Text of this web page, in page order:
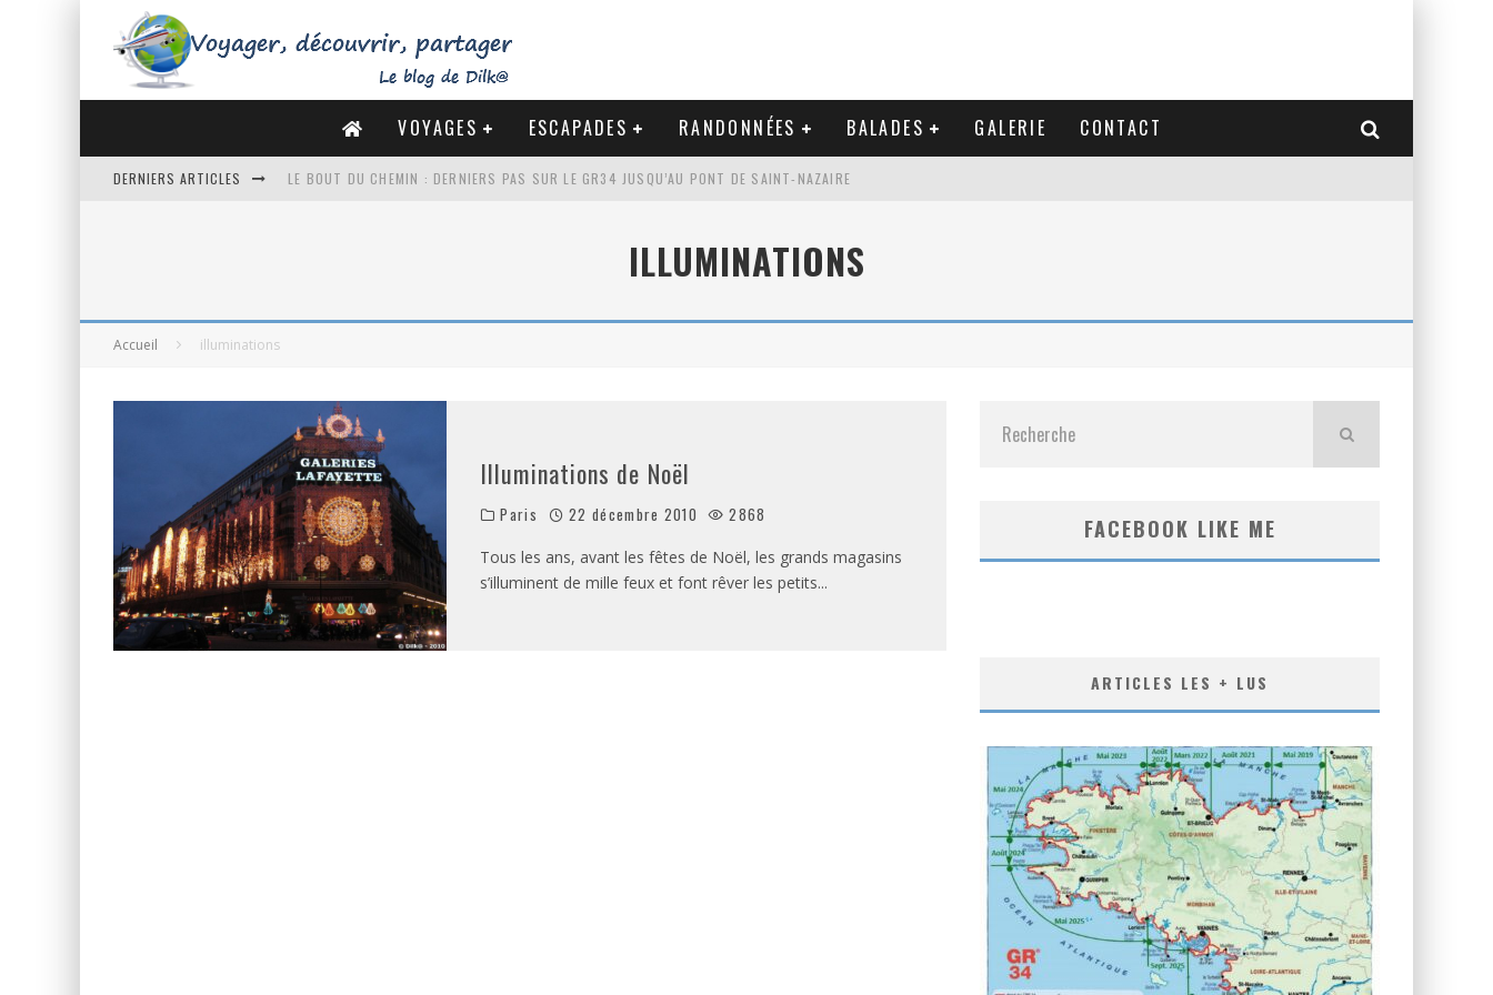
VOYAGES ESCAPADES RANDONNÉES BALADES GALERIE CONTACT
DERNIERS ARTICLES LE BOUT DU CHEMIN : DERNIERS PAS SUR LE GR34 JUSQU’AU PONT DE SAINT-NAZAIRE
DES MARAIS SALANTS DE GUÉRANDE À LA CÔTE SAUVAGE DU CROISICILLUMINATIONS
Accueil illuminations
Illuminations de Noël
Paris 22 décembre 2010 2868
Tous les ans, avant les fêtes de Noël, les grands magasins
s’illuminent de mille feux et font rêver les petits...
FACEBOOK LIKE ME
ARTICLES LES + LUS